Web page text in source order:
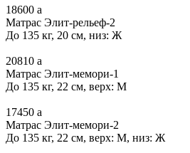
18600 a
Матрас Элит-рельеф-2
До 135 кг, 20 см, низ: Ж
20810 a
Матрас Элит-мемори-1
До 135 кг, 22 см, верх: М
17450 a
Матрас Элит-мемори-2
До 135 кг, 22 см, верх: М, низ: Ж